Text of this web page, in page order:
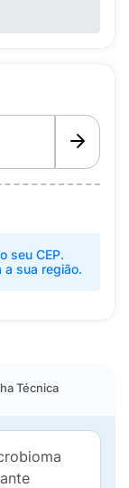
seu CEP.
sua região.
Técnica